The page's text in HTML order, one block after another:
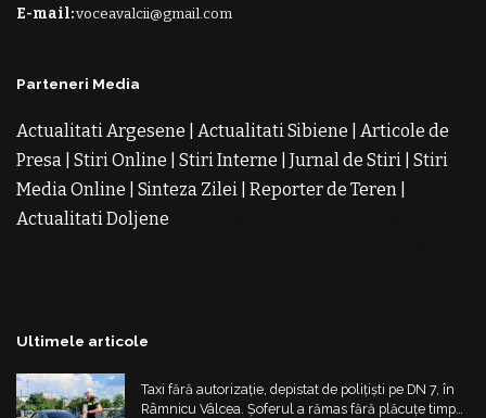
E-mail:voceavalcii@gmail.com
Parteneri Media
Actualitati Argesene Actualitati Sibiene
Articole de
Presa Stiri Online Stiri Interne Jurnal de Stiri Stiri
Media Online
Sinteza Zilei Reporter de Teren
Actualitati Doljene
Ultimele articole
Taxi fără autorizație, depistat de polițiști pe DN 7, în
Râmnicu Vâlcea. Șoferul a rămas fără plăcuțe timp